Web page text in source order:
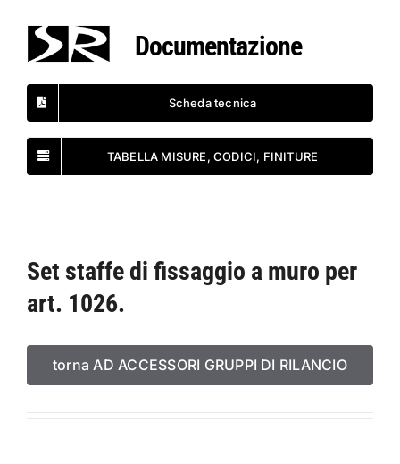
Documentazione
Scheda tecnica
TABELLA MISURE, CODICI, FINITURE
Set staffe di fissaggio a muro per
art. 1026.
torna AD ACCESSORI GRUPPI DI RILANCIO